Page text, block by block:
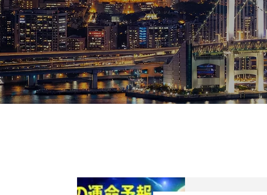
テニス四大大会・五輪
テニス四大大会・五輪